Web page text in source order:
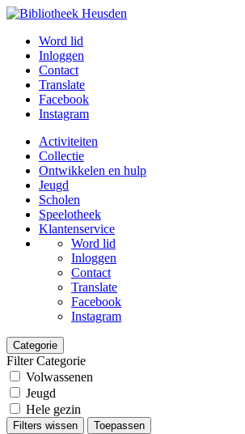
Word lid
Inloggen
Contact
Translate
Facebook
Instagram
Activiteiten
Collectie
Ontwikkelen en hulp
Jeugd
Scholen
Speelotheek
Klantenservice
Word lid
Inloggen
Contact
Translate
Facebook
Instagram
Categorie
Filter Categorie
Volwassenen
Jeugd
Hele gezin
Filters wissen
Toepassen